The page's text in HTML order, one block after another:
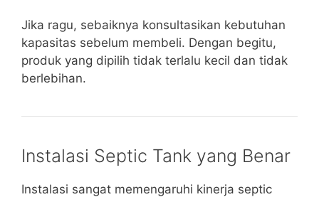
Jika ragu, sebaiknya konsultasikan kebutuhan
kapasitas sebelum membeli. Dengan begitu,
produk yang dipilih tidak terlalu kecil dan tidak
berlebihan.
Instalasi Septic Tank yang Benar
Instalasi sangat memengaruhi kinerja septic